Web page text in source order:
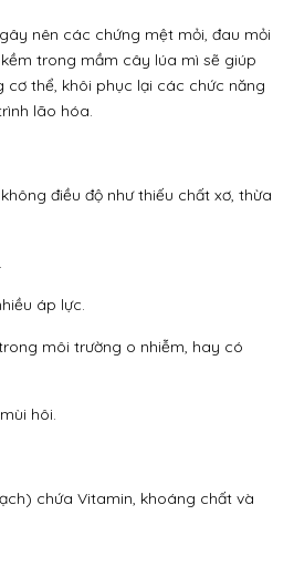
nên các chứng mệt mỏi, đau mỏi
trong mầm cây lúa mì sẽ giúp
thể, khôi phục lại các chức năng
lão hóa.
điều độ như thiếu chất xơ, thừa
áp lực.
môi trường o nhiễm, hay có
hôi.
chứa Vitamin, khoáng chất và